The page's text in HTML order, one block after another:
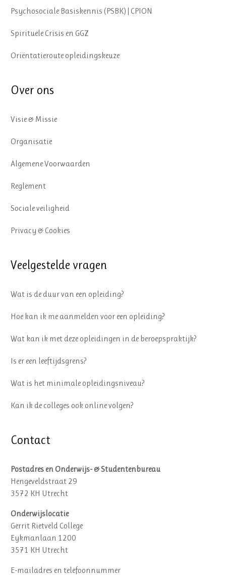
Psychosociale Basiskennis (PSBK) | CPION
Spirituele Crisis en GGZ
Oriëntatieroute opleidingskeuze
Over ons
Visie & Missie
Organisatie
Algemene Voorwaarden
Reglement
Sociale veiligheid
Privacy & Cookies
Veelgestelde vragen
Wat is de duur van een opleiding?
Hoe kan ik me aanmelden voor een opleiding?
Wat kan ik met deze opleidingen in de beroepspraktijk?
Is er een leeftijdsgrens?
Wat is het minimale opleidingsniveau?
Kan ik de colleges ook online volgen?
Contact
Postadres en Onderwijs- & Studentenbureau
Hengeveldstraat 29
3572 KH Utrecht
Onderwijslocatie
Gerrit Rietveld College
Eykmanlaan 1200
3571 KH Utrecht
E-mailadres en telefoonnummer